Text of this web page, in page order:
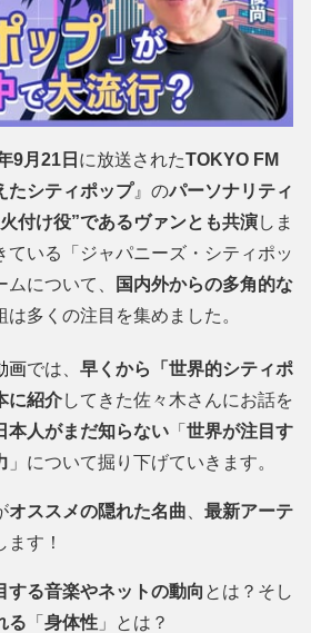
9月21日 に放送されたTOKYO FM
たシティポップ』のパーソナリティ
付け役”であるヴァンとも共演しま
ている「ジャパニーズ・シティポッ
について、
国内外からの多角的な
は多くの注目を集めました。
画では、 早くから「世界的シティポ
に紹介してきた佐々木さんにお話を
本人がまだ知らない 「 世界が注目す
」について掘り下げていきます。
オススメの隠れた名曲
最新アーテ
ます！
する音楽やネットの動向 とは？そし
る 「 身体性 」とは？